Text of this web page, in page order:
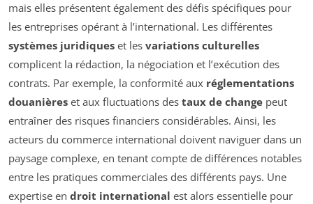
mais elles présentent également des défis spécifiques pour
les entreprises opérant à l’international. Les différentes
systèmes juridiques et les variations culturelles
complicent la rédaction, la négociation et l’exécution des
contrats. Par exemple, la conformité aux réglementations
douanières et aux fluctuations des taux de change peut
entraîner des risques financiers considérables. Ainsi, les
acteurs du commerce international doivent naviguer dans un
paysage complexe, en tenant compte de différences notables
entre les pratiques commerciales des différents pays. Une
expertise en droit international est alors essentielle pour